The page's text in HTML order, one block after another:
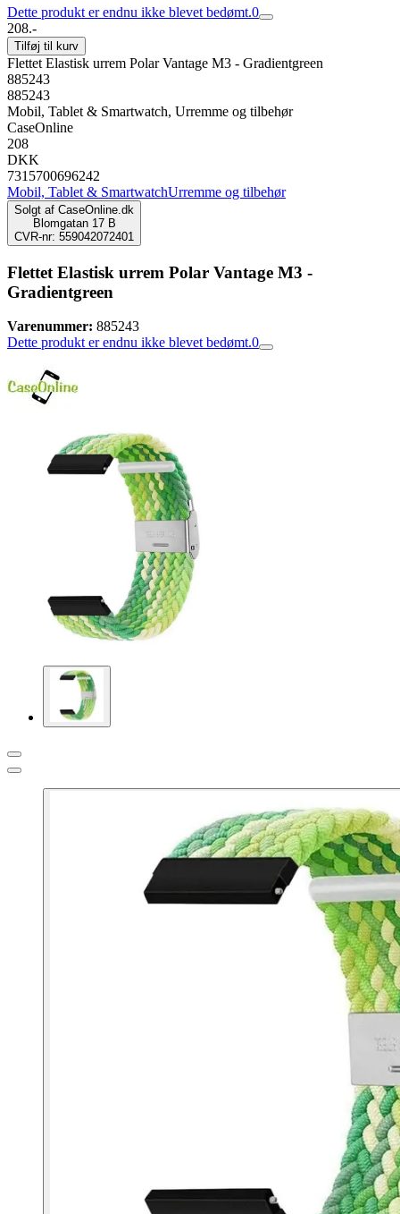
Dette produkt er endnu ikke blevet bedømt.0
208.-
Tilføj til kurv
Flettet Elastisk urrem Polar Vantage M3 - Gradientgreen
885243
885243
Mobil, Tablet & Smartwatch, Urremme og tilbehør
CaseOnline
208
DKK
7315700696242
Mobil, Tablet & SmartwatchUrremme og tilbehør
Solgt af CaseOnline.dk
Blomgatan 17 B
CVR-nr: 559042072401
Flettet Elastisk urrem Polar Vantage M3 -
Gradientgreen
Varenummer: 885243
Dette produkt er endnu ikke blevet bedømt.0